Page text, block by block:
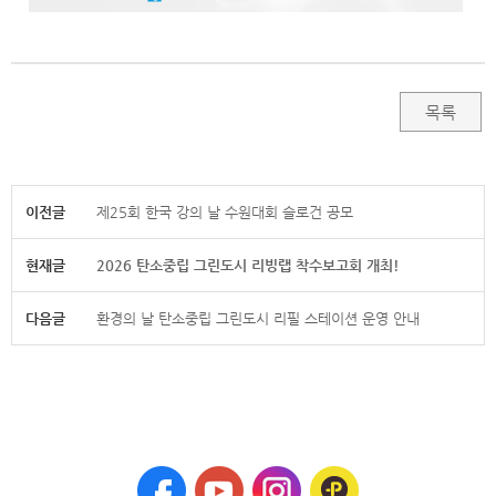
목록
이전글 제25회 한국 강의 날 수원대회 슬로건 공모
현재글 2026 탄소중립 그린도시 리빙랩 착수보고회 개최!
다음글 환경의 날 탄소중립 그린도시 리필 스테이션 운영 안내